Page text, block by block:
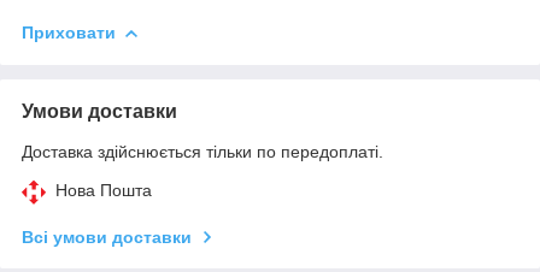
Приховати
Умови доставки
Доставка здійснюється тільки по передоплаті.
Нова Пошта
Всі умови доставки